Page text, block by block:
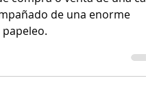
compra o venta de una